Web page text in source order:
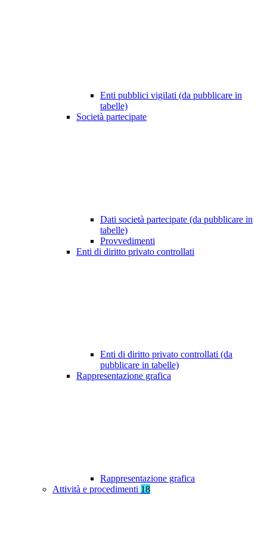
Enti pubblici vigilati (da pubblicare in
tabelle)
Società partecipate
Dati società partecipate (da pubblicare in
tabelle)
Provvedimenti
Enti di diritto privato controllati
Enti di diritto privato controllati (da
pubblicare in tabelle)
Rappresentazione grafica
Rappresentazione grafica
Attività e procedimenti 18